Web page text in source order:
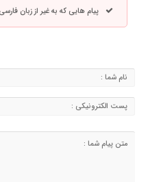
پیام هایی که به غیر از زبان